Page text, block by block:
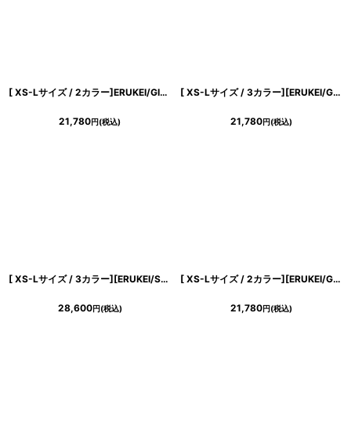
[ XS-Lサイズ / 2カラー]ERUKEI/GINZA COUTURE]フリンジジャガード・ラインストーン・パール・半袖・フリル・Aライン・ミニドレス・ワンピース[送料無料]
21,780円(税込)
[ XS-Lサイズ / 3カラー][ERUKEI/GINZA COUTURE]ツイード・フリンジ・ノースリーブ・ビジューボタン・ポケット・Aライン・ミニドレス・ワンピース[送料無料]
21,780円(税込)
[ XS-Lサイズ / 3カラー][ERUKEI/SETTAN]ラインストーン・プチハイネック・ノースリーブ・ポケット・フレア・Aライン・ミニドレス・ワンピース[送料無料]
28,600円(税込)
[ XS-Lサイズ / 2カラー][ERUKEI/GINZA COUTURE]シンプル・スパンコール・無地・フリル・半袖・Aライン・ミニドレス・ワンピース[送料無料]
21,780円(税込)